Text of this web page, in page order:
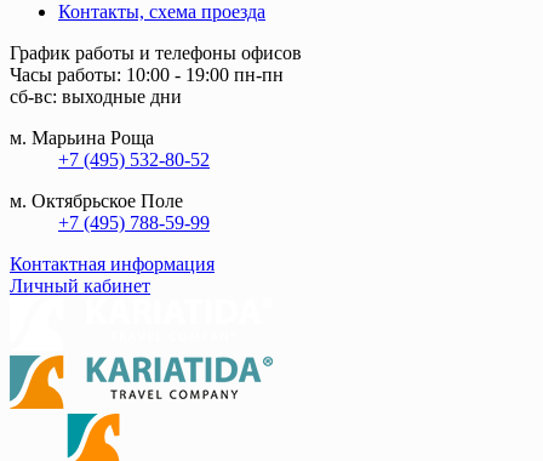
Контакты, схема проезда
График работы и телефоны офисов
Часы работы: 10:00 - 19:00 пн-пн
сб-вс: выходные дни
м. Марьина Роща
+7 (495) 532-80-52
м. Октябрьское Поле
+7 (495) 788-59-99
Контактная информация
Личный кабинет